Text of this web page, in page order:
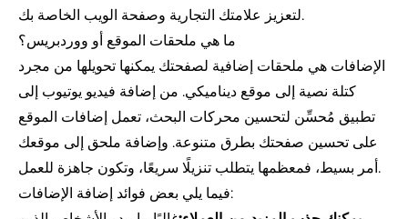
لتعزيز علامتك التجارية وصفحة الويب الخاصة بك.
ما هي ملحقات الموقع أو ووردبريس؟
الإضافات هي ملحقات إضافية لصفحتك يمكنها تحويلها من مجرد
كتلة نصية إلى موقع ديناميكي. من إضافة فيديو يوتيوب إلى
تطبيق مُحسِّن لتحسين محركات البحث، تعمل إضافات الموقع
على تحسين صفحتك بطرق متنوعة. وإضافة ملحق إلى موقعك
أمر بسيط، فمعظمها يتطلب تنزيلًا سريعًا، وتكون جاهزة للعمل.
فيما يلي بعض فوائد إضافة الإضافات: